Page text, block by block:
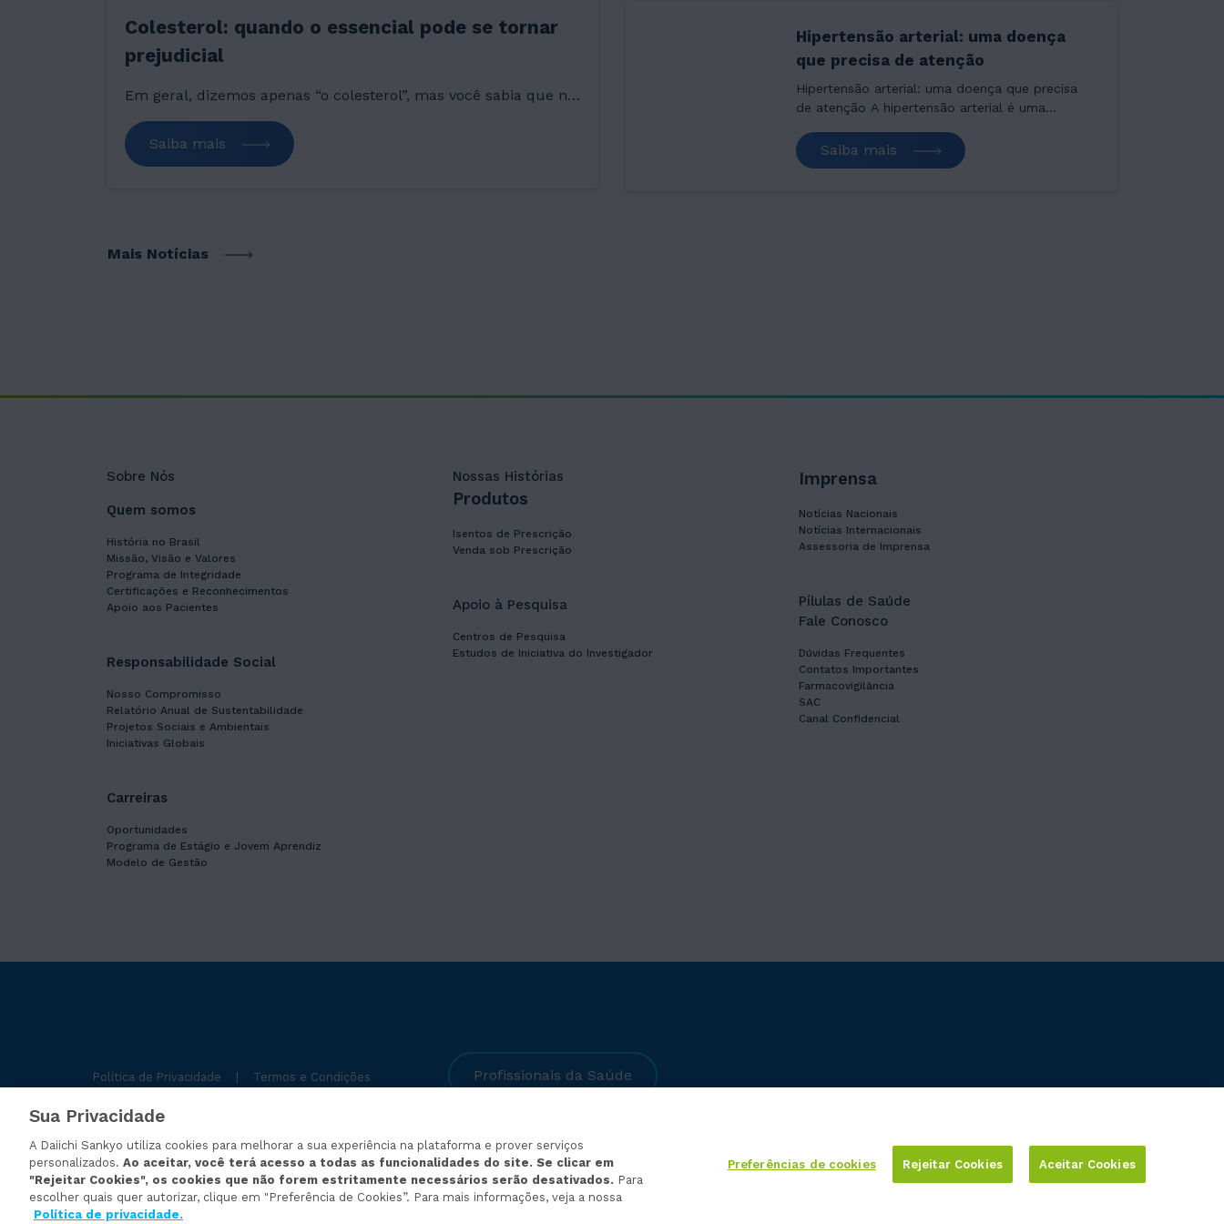
Colesterol: quando o essencial pode se tornar
prejudicial
Em geral, dizemos apenas “o colesterol”, mas você sabia que na
verdade existe mais de um tipo? O primeiro que vem à mente
costuma ser o “colesterol ruim”,…
Saiba mais
Hipertensão arterial: uma doença
que precisa de atenção
Hipertensão arterial: uma doença que precisa
de atenção A hipertensão arterial é uma
conhecida popularmente como “pressão alta”.
É uma doença de condição…
Saiba mais
Mais Notícias
Sobre Nós
Quem somos
História no Brasil
Missão, Visão e Valores
Programa de Integridade
Certificações e Reconhecimentos
Apoio aos Pacientes
Responsabilidade Social
Nosso Compromisso
Relatório Anual de Sustentabilidade
Projetos Sociais e Ambientais
Iniciativas Globais
Carreiras
Oportunidades
Programa de Estágio e Jovem Aprendiz
Modelo de Gestão
Nossas Histórias
Produtos
Isentos de Prescrição
Venda sob Prescrição
Apoio à Pesquisa
Centros de Pesquisa
Estudos de Iniciativa do Investigador
Imprensa
Notícias Nacionais
Notícias Internacionais
Assessoria de Imprensa
Pílulas de Saúde
Fale Conosco
Dúvidas Frequentes
Contatos Importantes
Farmacovigilância
SAC
Canal Confidencial
Política de Privacidade Termos e Condições Profissionais da Saúde
Copyright© 2026 Daiichi Sankyo Brasil Farmacêutica LTDA. Todos os Direitos Reservados.
Sua Privacidade
A Daiichi Sankyo utiliza cookies para melhorar a sua experiência na plataforma e prover serviços
personalizados. Ao aceitar, você terá acesso a todas as funcionalidades do site. Se clicar em
"Rejeitar Cookies", os cookies que não forem estritamente necessários serão desativados. Para
escolher quais quer autorizar, clique em "Preferência de Cookies”. Para mais informações, veja a nossa
Política de privacidade.
Preferências de cookies Rejeitar Cookies Aceitar Cookies